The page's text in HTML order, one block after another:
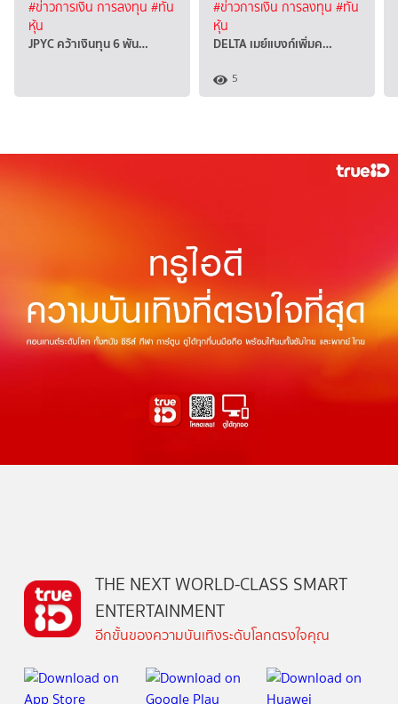
#ข่าวการเงิน การลงทุน #ทัน
หุ้น
JPYC คว้าเงินทุน 6 พัน…
#ข่าวการเงิน การลงทุน #ทัน
หุ้น
DELTA เมย์แบงก์เพิ่มค…
5
THE NEXT WORLD-CLASS SMART
ENTERTAINMENT
อีกขั้นของความบันเทิงระดับโลกตรงใจคุณ